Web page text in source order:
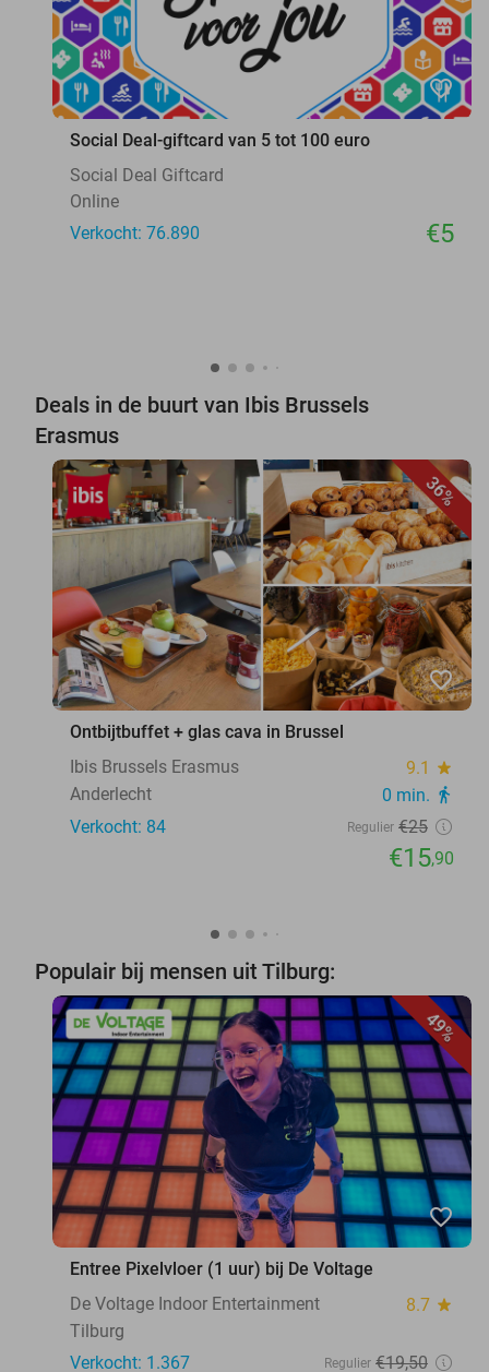
favorite_border
Social Deal-giftcard van 5 tot 100 euro
Social Deal Giftcard
Online
Verkocht: 76.890
€5
Deals in de buurt van Ibis Brussels
Erasmus
36%
favorite_border
Ontbijtbuffet + glas cava in Brussel
Ibis Brussels Erasmus
9.1 star
Anderlecht 0 min. directions_walk
Verkocht: 84 Regulier €25
€15,90
Populair bij mensen uit Tilburg:
49%
favorite_border
Entree Pixelvloer (1 uur) bij De Voltage
De Voltage Indoor Entertainment
8.7 star
Tilburg
Verkocht: 1.367
Regulier €19,50